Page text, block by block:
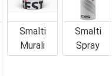
Smalti
Murali
Smalti
Spray